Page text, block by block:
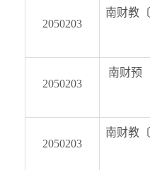
2050203
南财教
2050203
南财预
2050203
南财教